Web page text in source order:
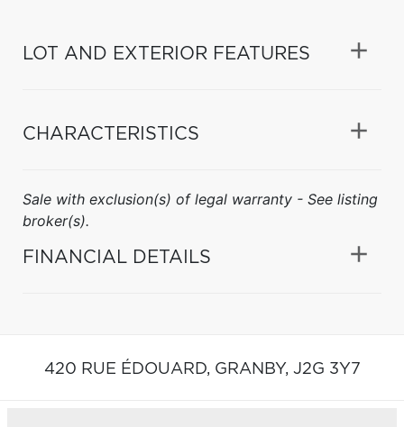
LOT AND EXTERIOR FEATURES
CHARACTERISTICS
Sale with exclusion(s) of legal warranty - See listing
broker(s).
FINANCIAL DETAILS
420 RUE ÉDOUARD, GRANBY, J2G 3Y7